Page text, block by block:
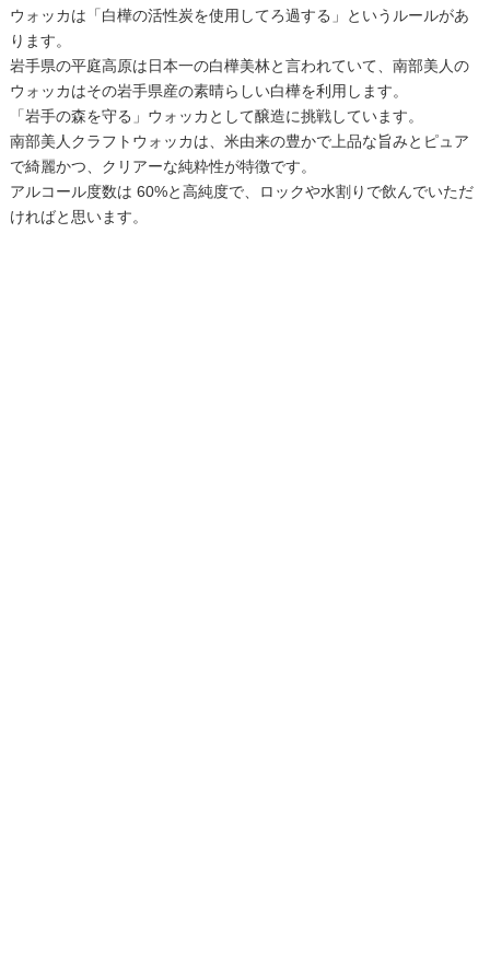
ウォッカは「白樺の活性炭を使用してろ過する」というルールがあ
ります。
岩手県の平庭高原は日本一の白樺美林と言われていて、南部美人の
ウォッカはその岩手県産の素晴らしい白樺を利用します。
「岩手の森を守る」ウォッカとして醸造に挑戦しています。
南部美人クラフトウォッカは、米由来の豊かで上品な旨みとピュア
で綺麗かつ、クリアーな純粋性が特徴です。
アルコール度数は 60%と高純度で、ロックや水割りで飲んでいただ
ければと思います。